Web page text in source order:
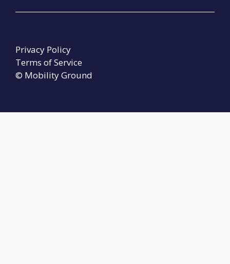
© Mobility Ground
Privacy Policy
Terms of Service